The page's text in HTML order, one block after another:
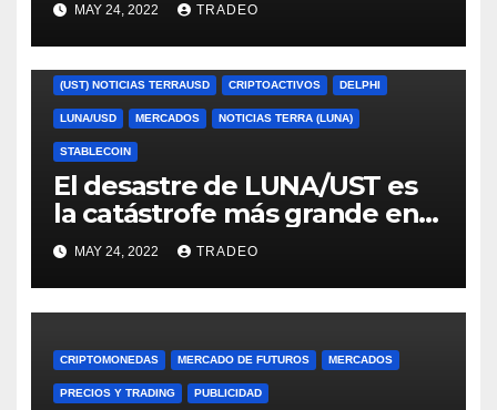
MAY 24, 2022 TRADEO
(UST) NOTICIAS TERRAUSD CRIPTOACTIVOS DELPHI
LUNA/USD MERCADOS NOTICIAS TERRA (LUNA)
STABLECOIN
El desastre de LUNA/UST es
la catástrofe más grande en
cripto desde Mt. Gox, señala
Delphi
MAY 24, 2022 TRADEO
CRIPTOMONEDAS MERCADO DE FUTUROS MERCADOS
PRECIOS Y TRADING PUBLICIDAD